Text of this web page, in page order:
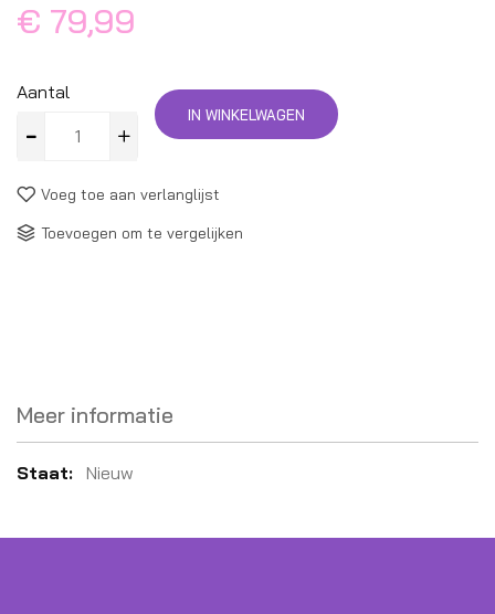
€ 79,99
Aantal
IN WINKELWAGEN
Voeg toe aan verlanglijst
Toevoegen om te vergelijken
Meer informatie
Meer
Nieuw